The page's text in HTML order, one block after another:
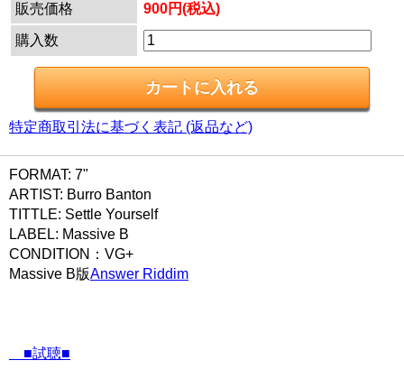
販売価格 900円(税込)
購入数
特定商取引法に基づく表記 (返品など)
FORMAT: 7"
ARTIST: Burro Banton
TITTLE: Settle Yourself
LABEL: Massive B
CONDITION：VG+
Massive B版Answer Riddim
■試聴■